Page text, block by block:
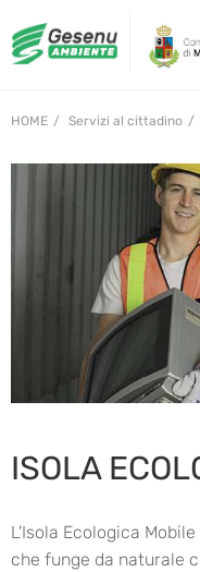
HOME Servizi al cittadino
ISOLA
L'Isola Ecologica
che funge da naturale